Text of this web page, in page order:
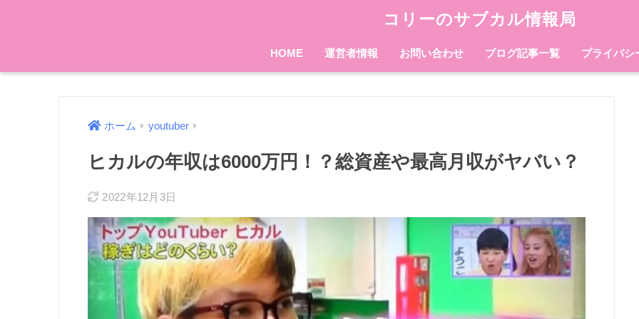
コリーのサブカル情報局
HOME 運営者情報 お問い合わせ ブログ記事一覧 プライバシ
ホーム youtuber
ヒカルの年収は6000万円！？総資産や最高月収がヤバい？
2022年12月3日